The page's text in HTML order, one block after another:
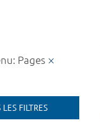
Pages
FILTRES